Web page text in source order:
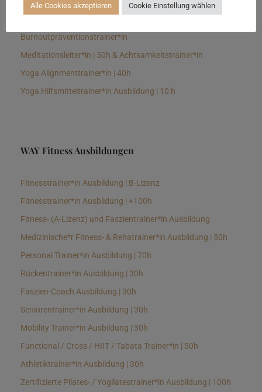
Longevitytrainer*in
Burnoutpräventionstrainer*in
Meditationsleiter*in | 50h & Achtsamkeitstrainer*in
Yoga Alignmenttrainer*in | 40h
Yoga Hilfsmitteltrainer*in Ausbildung | 10 h
WAY Fitness Ausbildungen
Fitnesstrainer*in Ausbildung | B-Lizenz
Fitnesstrainer*in Ausbildung | +100h
Fitness- (A-Lizenz) und Faszientrainer*in Ausbildung
Medizinische*r Fitness- & Rehatrainer*in Ausbildung | 50h
Personal Trainer*in Ausbildung | 70h
Rückentrainer*in Ausbildung | 30h
Faszien-Coach Ausbildung | 30h
Seniorentrainer*in Ausbildung | 30h
Mobility Trainer*in Ausbildung | 30h
Functional / Cross / HIIT / Tabata Trainer*in | 50h
Athletiktrainer*in Ausbildung | 30h
Zertifizierte Pilates- / Yogilatestrainer*in Ausbildung | 100h
Alle Cookies akzeptieren Cookie Einstellung wählen